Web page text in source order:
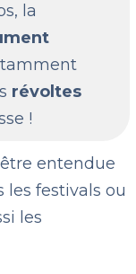
la
révoltes
!
entendue
les festivals ou
les